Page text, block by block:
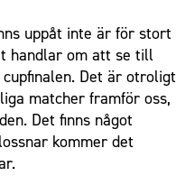
uppåt inte är för stort
handlar om att se till
Det är otroligt
matcher framför oss,
Det finns något
kommer det